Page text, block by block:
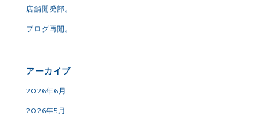
店舗開発部。
ブログ再開。
アーカイブ
2026年6月
2026年5月